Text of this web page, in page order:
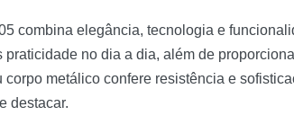
combina elegância, tecnologia e
no dia a dia, além de
metálico confere resistência e
destacar.